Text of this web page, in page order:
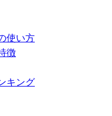
使い方
徴
キング